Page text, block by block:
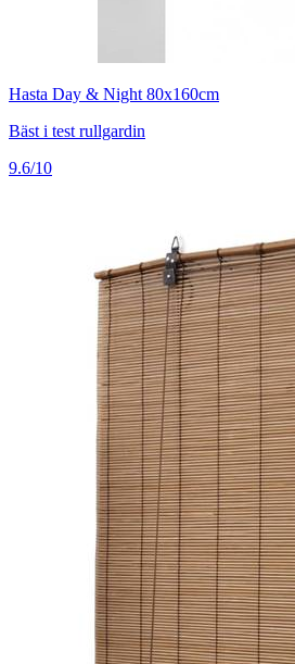
Hasta Day & Night 80x160cm
Bäst i test rullgardin
9.6/10